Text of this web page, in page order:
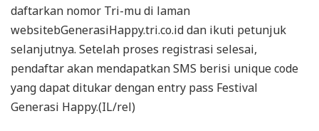
daftarkan nomor Tri-mu di laman
websitebGenerasiHappy.tri.co.id dan ikuti petunjuk
selanjutnya. Setelah proses registrasi selesai,
pendaftar akan mendapatkan SMS berisi unique code
yang dapat ditukar dengan entry pass Festival
Generasi Happy.(IL/rel)